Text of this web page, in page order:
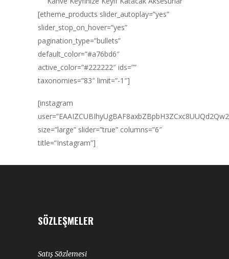
[etheme_products slider_autoplay=”yes”
slider_stop_on_hover=”yes”
pagination_type=”bullets”
default_color=”#a76bd6″
active_color=”#222222″ ids=””
taxonomies=”83″ limit=”-1″]
[instagram
size=”large” slider=”true” columns=”6″
title=”Instagram”]
SÖZLEŞMELER
Satış Sözlemesi